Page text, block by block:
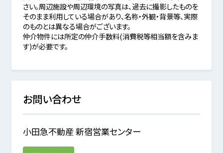
さい。周辺施設や周辺環境の写真は、過去に撮影したものを
そのまま利用している場合があり、名称・外観・背景等、実際
のものとは異なる場合がございます。
仲介物件には所定の仲介手数料(消費税等相当額を含みま
す)が必要です。
お問い合わせ
小田急不動産 新宿営業センター